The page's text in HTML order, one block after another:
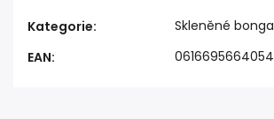
Kategorie:
Skleněné bonga
EAN: 0616695664054